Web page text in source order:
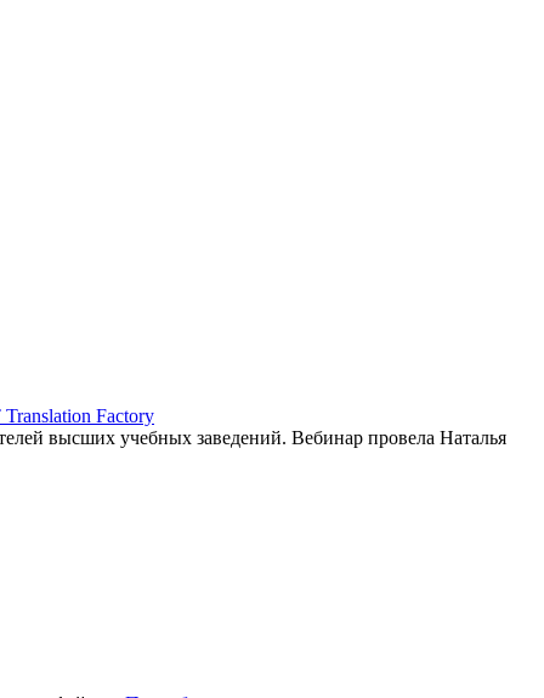
Factory
высших учебных заведений. Вебинар провела Наталья